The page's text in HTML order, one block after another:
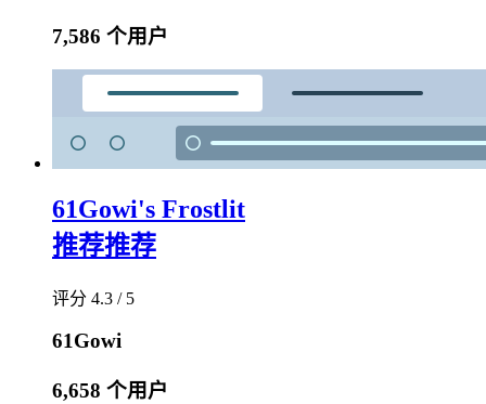
7,586 个用户
61Gowi's Frostlit
推荐推荐
评分 4.3 / 5
61Gowi
6,658 个用户